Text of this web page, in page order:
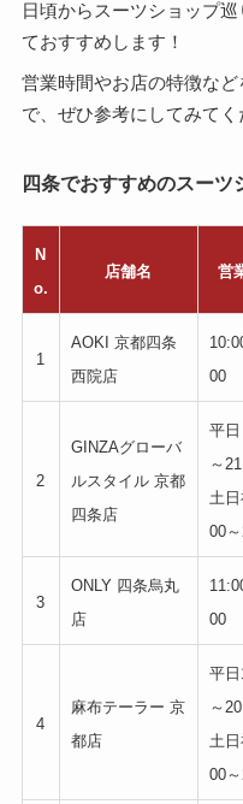
日頃からスーツショップ
ておすすめします！
営業時間やお店の特徴な
で、ぜひ参考にしてみてく
四条でおすすめのスーツ
N
o.
店舗名 営
1
AOKI 京都四条
西院店
00
2
GINZAグローバ
ルスタイル 京都
四条店
平
～
土
00
3
ONLY 四条烏丸
店
00
4
麻布テーラー 京
都店
平
～
土
00